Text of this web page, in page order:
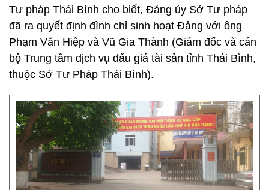
Tư pháp Thái Bình cho biết, Đảng ủy Sở Tư pháp
đã ra quyết định đình chỉ sinh hoạt Đảng với ông
Phạm Văn Hiệp và Vũ Gia Thành (Giám đốc và cán
bộ Trung tâm dịch vụ đấu giá tài sản tỉnh Thái Bình,
thuộc Sở Tư Pháp Thái Bình).